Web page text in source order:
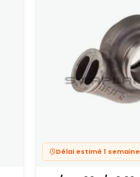
Délai estimé 1 semaine